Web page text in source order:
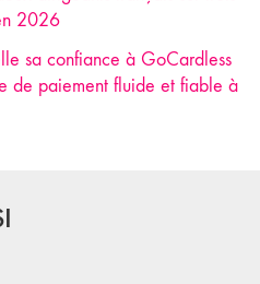
2026
sa confiance à GoCardless
de paiement fluide et fiable à